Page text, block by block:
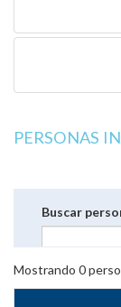
PERSONAS
Buscar
Mostrando 0